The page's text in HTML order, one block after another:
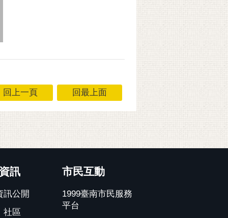
回上一頁 回最上面
訊
訊公開
社區
市民互動
1999臺南市民服務
平台